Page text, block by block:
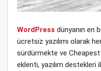
WordPress dünyanın en
ücretsiz yazılımı olarak
sürdürmekte ve
eklenti, yazılım destekleri